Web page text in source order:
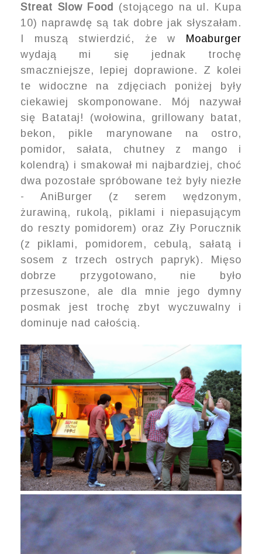
Streat Slow Food (stojącego na ul. Kupa
10) naprawdę są tak dobre jak słyszałam.
I muszą stwierdzić, że w Moaburger
wydają mi się jednak trochę
smaczniejsze, lepiej doprawione. Z kolei
te widoczne na zdjęciach poniżej były
ciekawiej skomponowane. Mój nazywał
się Batataj! (wołowina, grillowany batat,
bekon, pikle marynowane na ostro,
pomidor, sałata, chutney z mango i
kolendrą) i smakował mi najbardziej, choć
dwa pozostałe spróbowane też były niezłe
- AniBurger (z serem wędzonym,
żurawiną, rukolą, piklami i niepasującym
do reszty pomidorem) oraz Zły Porucznik
(z piklami, pomidorem, cebulą, sałatą i
sosem z trzech ostrych papryk). Mięso
dobrze przygotowano, nie było
przesuszone, ale dla mnie jego dymny
posmak jest trochę zbyt wyczuwalny i
dominuje nad całością.